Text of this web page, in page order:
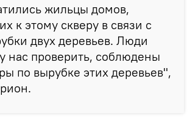
жильцы домов,
к этому скверу в связи с
двух деревьев. Люди
нас проверить, соблюдены
по вырубке этих деревьев",